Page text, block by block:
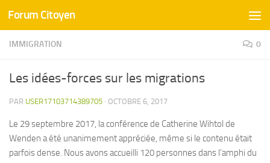
Skip to content
Forum Citoyen
IMMIGRATION 0
Les idées-forces sur les migrations
PAR USER17103714389705 · OCTOBRE 6, 2017
Le 29 septembre 2017, la conférence de Catherine Wihtol de
Wenden a été unanimement appréciée, même si le contenu était
parfois dense. Nous avons accueilli 120 personnes dans l’amphi du